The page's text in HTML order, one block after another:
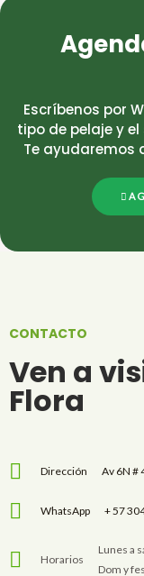
Escríbenos por
tipo de pelaje y
Te ayudaremos
CONTACTO
Ven a
Flora
Dirección Av 6N #
WhatsApp + 57
Horarios
Lunes a
Dom y